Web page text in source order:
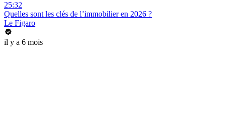
25:32
Quelles sont les clés de l’immobilier en 2026 ?
Le Figaro
il y a 6 mois